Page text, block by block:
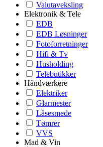
Valutaveksling
Elektronik & Tele
EDB
EDB Løsninger
Fotoforretninger
Hifi & Tv
Husholding
Telebutikker
Håndværkere
Elektriker
Glarmester
Låsesmede
Tømrer
VVS
Mad & Vin